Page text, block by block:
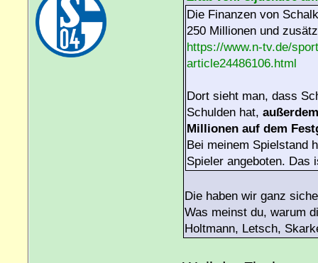
Die Finanzen von
250 Millionen und
https://www.n-tv.de/
article24486106.html
Dort sieht man, dass
Schulden hat,
Millionen auf dem
Bei meinem Spielstand
Spieler angeboten. Das
Die haben wir ganz
Was meinst du, warum
Holtmann, Letsch,